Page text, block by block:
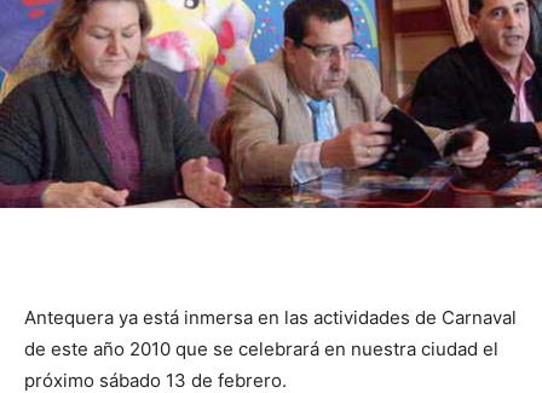
Antequera ya está inmersa en las actividades de Carnaval
de este año 2010 que se celebrará en nuestra ciudad el
próximo sábado 13 de febrero.